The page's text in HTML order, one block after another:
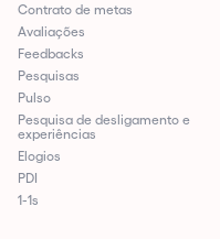
Contrato de metas
Avaliações
Feedbacks
Pesquisas
Pulso
Pesquisa de desligamento e
experiências
Elogios
PDI
1-1s